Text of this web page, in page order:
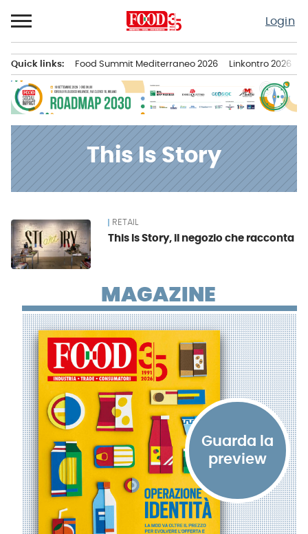
al
contenuto
Login
principale
Quick links: Food Summit Mediterraneo 2026 Linkontro 2026
This Is Story
News RETAIL
This Is Story, il negozio che racconta
MAGAZINE